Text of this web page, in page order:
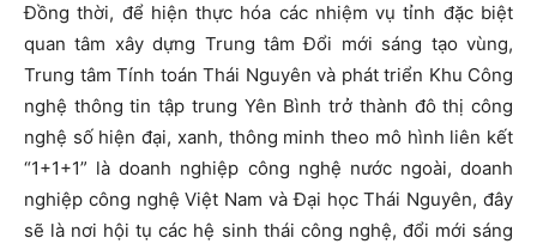
Đồng thời, để hiện thực hóa các nhiệm vụ tỉnh đặc biệt
quan tâm xây dựng Trung tâm Đổi mới sáng tạo vùng,
Trung tâm Tính toán Thái Nguyên và phát triển Khu Công
nghệ thông tin tập trung Yên Bình trở thành đô thị công
nghệ số hiện đại, xanh, thông minh theo mô hình liên kết
“1+1+1” là doanh nghiệp công nghệ nước ngoài, doanh
nghiệp công nghệ Việt Nam và Đại học Thái Nguyên, đây
sẽ là nơi hội tụ các hệ sinh thái công nghệ, đổi mới sáng